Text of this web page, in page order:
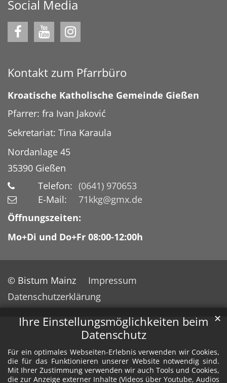
Ihre Einstellungsmöglichkeiten beim
Datenschutz
Für ein optimales Webseiten-Erlebnis verwenden wir Cookies,
die für das Funktionieren unserer Website notwendig sind.
Mit Ihrer Zustimmung verwenden wir auch Tools und Cookies,
die zur Anzeige externer Inhalte (Videos über Youtube, Audios
✕
Social Media
Kontakt zum Pfarrbüro
Kroatische Katholische Gemeinde Gießen
Pfarrer: fra Ivan Jaković
Sekretariat: Tina Karaula
Nordanlage 45
35390 Gießen
Telefon: (0641) 970653
E-Mail:
71kkg@gmx.de
Öffnungszeiten:
Mo+Di und Do+Fr 08:00-12:00h
© Bistum Mainz
Impressum
Datenschutzerklärung